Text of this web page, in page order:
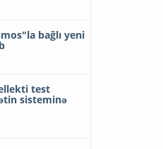
bağlı yeni
test
sisteminə